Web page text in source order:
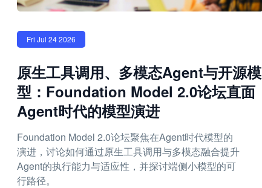
Fri Jul 24 2026
原生工具调用、多模态Agent与开源模
型：Foundation Model 2.0论坛直面
Agent时代的模型演进
Foundation Model 2.0论坛聚焦在Agent时代模型的
演进，讨论如何通过原生工具调用与多模态融合提升
Agent的执行能力与适应性，并探讨端侧小模型的可
行路径。